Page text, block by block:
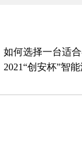
如何选择一台适
2021“创安杯”智